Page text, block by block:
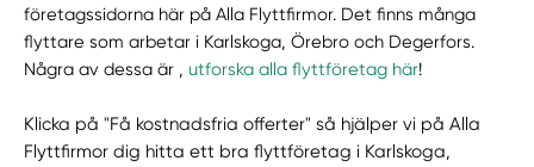
företagssidorna här på Alla Flyttfirmor. Det finns många
flyttare som arbetar i Karlskoga, Örebro och Degerfors.
Några av dessa är ,utforska alla flyttföretag här!
Klicka på "Få kostnadsfria offerter" så hjälper vi på Alla
Flyttfirmor dig hitta ett bra flyttföretag i Karlskoga,